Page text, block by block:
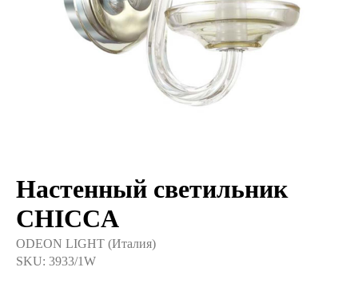
Настенный светильник
CHICCA
ODEON LIGHT (Италия)
SKU: 3933/1W